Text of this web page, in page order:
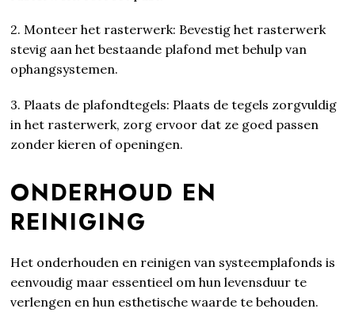
2. Monteer het rasterwerk: Bevestig het rasterwerk
stevig aan het bestaande plafond met behulp van
ophangsystemen.
3. Plaats de plafondtegels: Plaats de tegels zorgvuldig
in het rasterwerk, zorg ervoor dat ze goed passen
zonder kieren of openingen.
ONDERHOUD EN
REINIGING
Het onderhouden en reinigen van systeemplafonds is
eenvoudig maar essentieel om hun levensduur te
verlengen en hun esthetische waarde te behouden.